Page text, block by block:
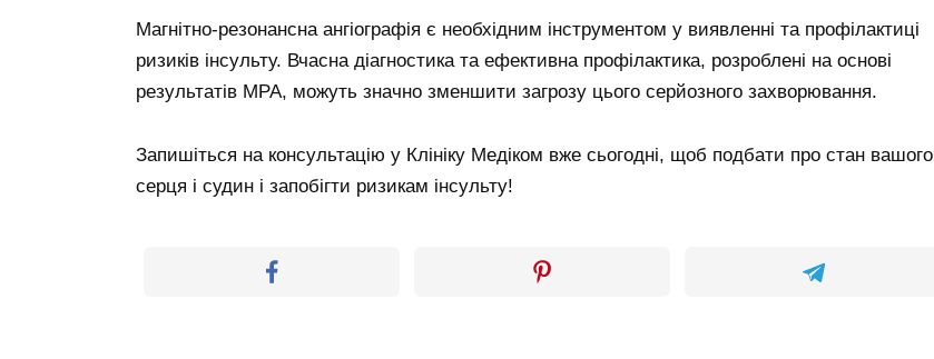
Магнітно-резонансна ангіографія є необхідним інструментом у виявленні та профілактиці
ризиків інсульту. Вчасна діагностика та ефективна профілактика, розроблені на основі
результатів МРА, можуть значно зменшити загрозу цього серйозного захворювання.
Запишіться на консультацію у Клініку Медіком вже сьогодні, щоб подбати про стан вашого
серця і судин і запобігти ризикам інсульту!